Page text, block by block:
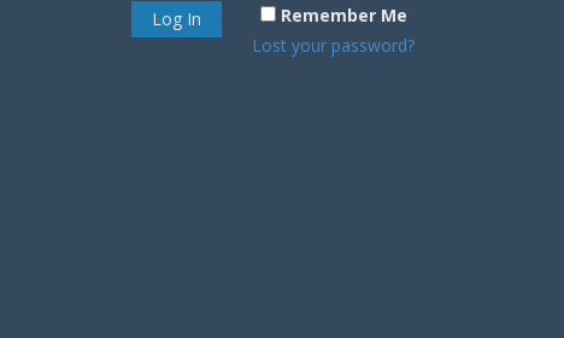
Remember Me
Lost your password?